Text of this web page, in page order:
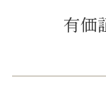
有価